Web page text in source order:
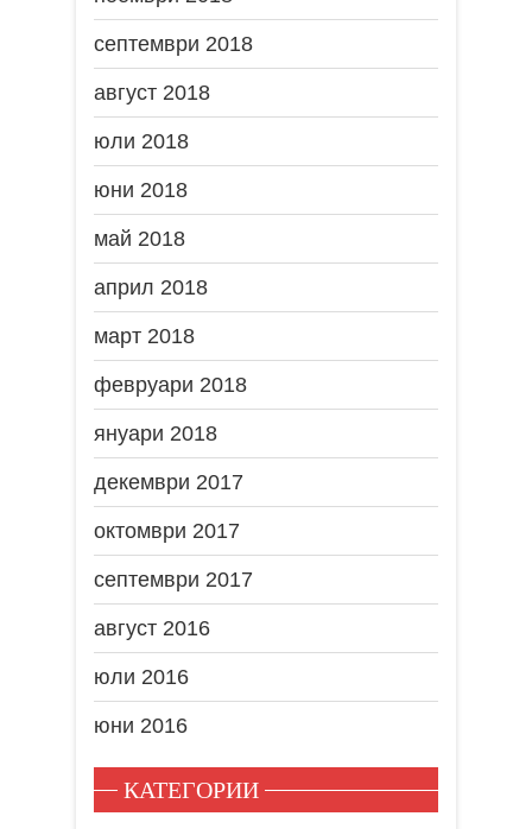
септември 2018
август 2018
юли 2018
юни 2018
май 2018
април 2018
март 2018
февруари 2018
януари 2018
декември 2017
октомври 2017
септември 2017
август 2016
юли 2016
юни 2016
КАТЕГОРИИ